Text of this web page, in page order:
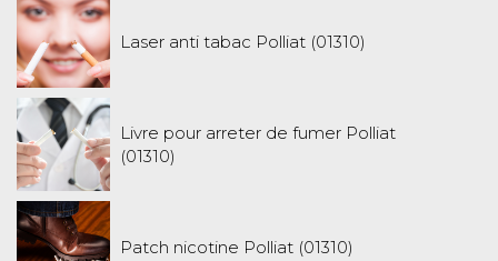
Laser anti tabac Polliat (01310)
Livre pour arreter de fumer Polliat
(01310)
Patch nicotine Polliat (01310)